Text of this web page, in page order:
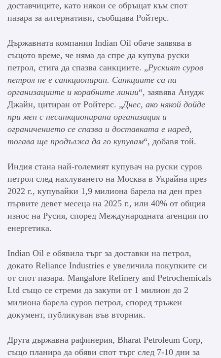
доставчиците, като някои се обръщат към спот
пазара за алтернативи, съобщава Ройтерс.
Държавната компания Indian Oil обаче заявява в
същото време, че няма да спре да купува руски
петрол, стига да спазва санкциите. „Руският суров
петрол не е санкциониран. Санкциите са на
организациите и корабните линии“, заявява Анудж
Джайн, цитиран от Ройтерс. „Днес, ако някой дойде
при мен с несанкционирана организация и
ограничението се спазва и доставката е наред,
тогава ще продължа да го купувам“, добавя той.
Индия стана най-големият купувач на руски суров
петрол след нахлуването на Москва в Украйна през
2022 г., купувайки 1,9 милиона барела на ден през
първите девет месеца на 2025 г., или 40% от общия
износ на Русия, според Международната агенция по
енергетика.
Indian Oil е обявила търг за доставки на петрол,
докато Reliance Industries е увеличила покупките си
от спот пазара. Mangalore Refinery and Petrochemicals
Ltd също се стреми да закупи от 1 милион до 2
милиона барела суров петрол, според тръжен
документ, публикуван във вторник.
Друга държавна рафинерия, Bharat Petroleum Corp,
също планира да обяви спот търг след 7-10 дни за